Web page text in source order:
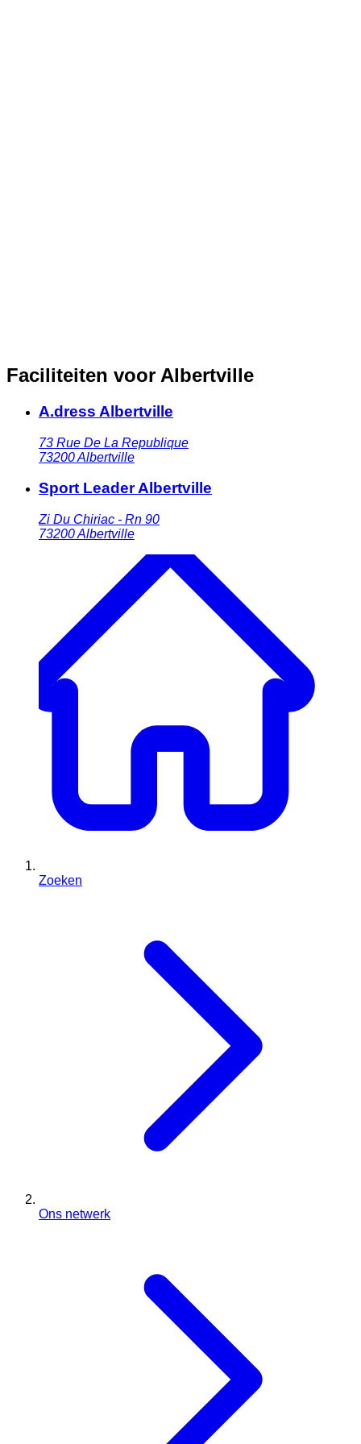
Faciliteiten voor Albertville
A.dress Albertville
73 Rue De La Republique
73200Albertville
Sport Leader Albertville
Zi Du Chiriac - Rn 90
73200Albertville
Zoeken
Ons netwerk